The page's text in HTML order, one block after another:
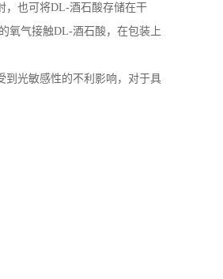
，也可将DL-酒石酸存储在干
氧气接触DL-酒石酸，在包装上
到光敏感性的不利影响，对于具